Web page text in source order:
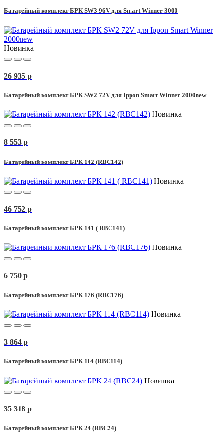
Батарейный комплект БРК SW3 96V для Smart Winner 3000
Новинка
26 935 p
Батарейный комплект БРК SW2 72V для Ippon Smart Winner 2000new
Новинка
8 553 p
Батарейный комплект БРК 142 (RBC142)
Новинка
46 752 p
Батарейный комплект БРК 141 ( RBC141)
Новинка
6 750 p
Батарейный комплект БРК 176 (RBC176)
Новинка
3 864 p
Батарейный комплект БРК 114 (RBC114)
Новинка
35 318 p
Батарейный комплект БРК 24 (RBC24)